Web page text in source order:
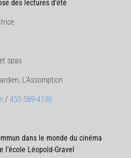
des lectures d’été
spas
L’Assomption
/ 450-589-4136
dans le monde du cinéma
l’école Léopold-Gravel